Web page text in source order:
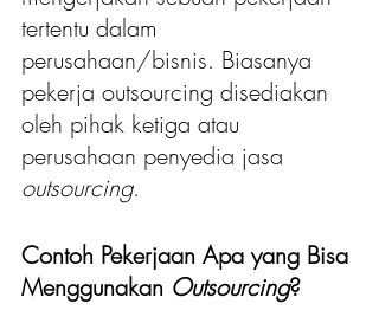
tertentu dalam
perusahaan/bisnis. Biasanya
pekerja outsourcing disediakan
oleh pihak ketiga atau
perusahaan penyedia jasa
outsourcing.
Contoh Pekerjaan Apa yang Bisa
Menggunakan Outsourcing?